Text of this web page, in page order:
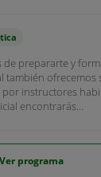
de prepararte y
también ofrecemos
instructores
encontrarás...
Ver programa